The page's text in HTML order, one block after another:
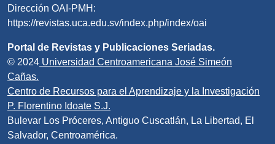
Dirección OAI-PMH:
https://revistas.uca.edu.sv/index.php/index/oai
Portal de Revistas y Publicaciones Seriadas.
© 2024 Universidad Centroamericana José Simeón
Cañas.
Centro de Recursos para el Aprendizaje y la Investigación
P. Florentino Idoate S.J.
Bulevar Los Próceres, Antiguo Cuscatlán, La Libertad, El
Salvador, Centroamérica.